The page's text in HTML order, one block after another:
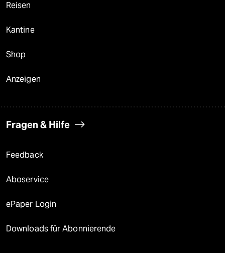
Reisen
Kantine
Shop
Anzeigen
Fragen & Hilfe
Feedback
Aboservice
ePaper Login
Downloads für Abonnierende